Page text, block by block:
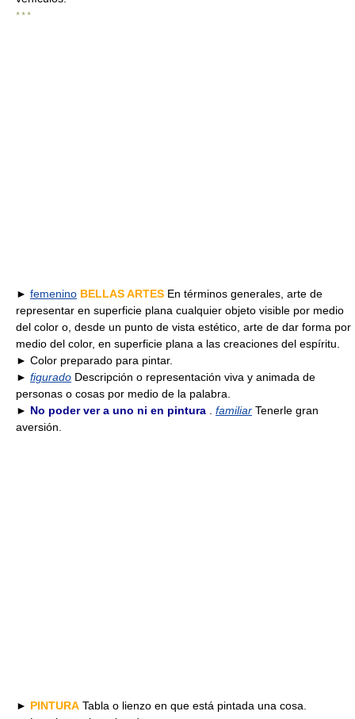
* * *
► femenino BELLAS ARTES En términos generales, arte de
representar en superficie plana cualquier objeto visible por medio
del color o, desde un punto de vista estético, arte de dar forma por
medio del color, en superficie plana a las creaciones del espíritu.
► Color preparado para pintar.
► figurado Descripción o representación viva y animada de
personas o cosas por medio de la palabra.
► No poder ver a uno ni en pintura familiar Tenerle gran
aversión.
► PINTURA Tabla o lienzo en que está pintada una cosa.